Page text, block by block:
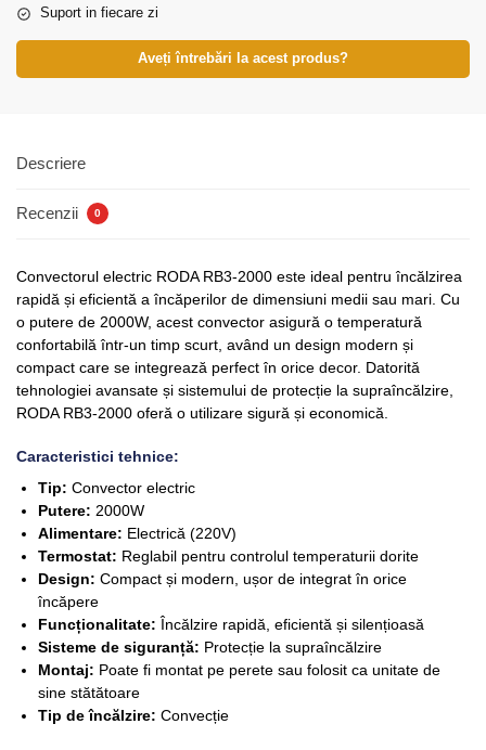
Suport in fiecare zi
Aveți întrebări la acest produs?
Descriere
Recenzii 0
Convectorul electric RODA RB3-2000 este ideal pentru încălzirea
rapidă și eficientă a încăperilor de dimensiuni medii sau mari. Cu
o putere de 2000W, acest convector asigură o temperatură
confortabilă într-un timp scurt, având un design modern și
compact care se integrează perfect în orice decor. Datorită
tehnologiei avansate și sistemului de protecție la supraîncălzire,
RODA RB3-2000 oferă o utilizare sigură și economică.
Caracteristici tehnice:
Tip: Convector electric
Putere: 2000W
Alimentare: Electrică (220V)
Termostat: Reglabil pentru controlul temperaturii dorite
Design: Compact și modern, ușor de integrat în orice
încăpere
Funcționalitate: Încălzire rapidă, eficientă și silențioasă
Sisteme de siguranță: Protecție la supraîncălzire
Montaj: Poate fi montat pe perete sau folosit ca unitate de
sine stătătoare
Tip de încălzire: Convecție